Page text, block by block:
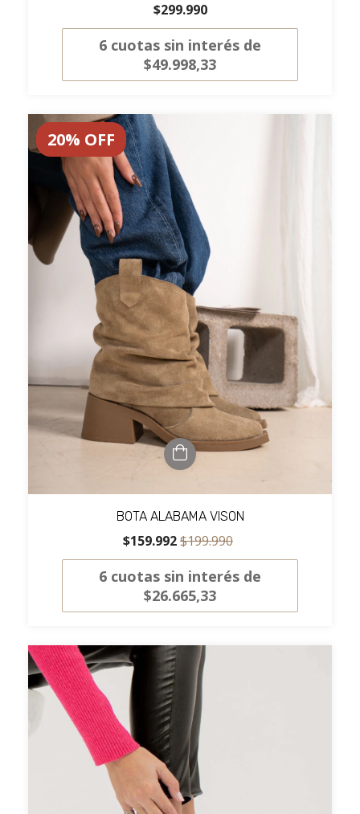
$299.990
6 cuotas sin interés de
$49.998,33
20% OFF
BOTA ALABAMA VISON
$159.992$199.990
6 cuotas sin interés de
$26.665,33